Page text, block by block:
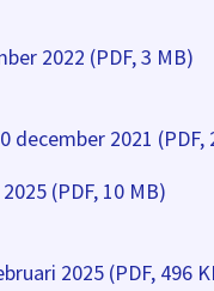
2022 (PDF, 3 MB)
2021 (PDF,
(PDF, 10 MB)
2025 (PDF, 496